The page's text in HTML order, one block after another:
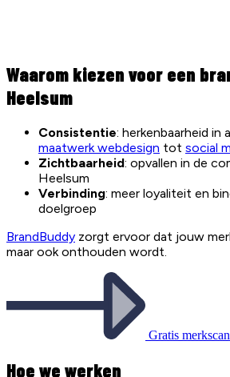
Waarom kiezen voor een
Heelsum
Consistentie: herkenbaarheid in
maatwerk webdesign tot social
Zichtbaarheid: opvallen in de
Heelsum
Verbinding: meer loyaliteit en
doelgroep
BrandBuddy zorgt ervoor dat jouw
maar ook onthouden wordt.
Gratis merkscan
Hoe we werken